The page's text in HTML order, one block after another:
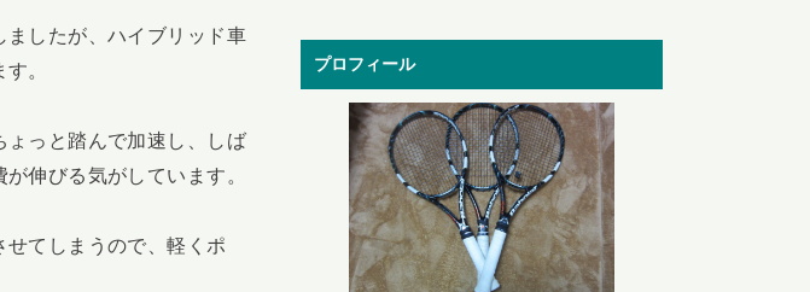
したが、ハイブリッド車
。
っと踏んで加速し、しば
伸びる気がしています。
てしまうので、軽くポ
プロフィール